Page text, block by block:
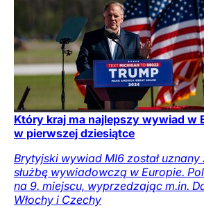
Który kraj ma najlepszy wywiad w
w pierwszej dziesiątce
Brytyjski wywiad MI6 został
służbę wywiadowczą w Europie.
na 9. miejscu, wyprzedzając m.in.
Włochy i Czechy